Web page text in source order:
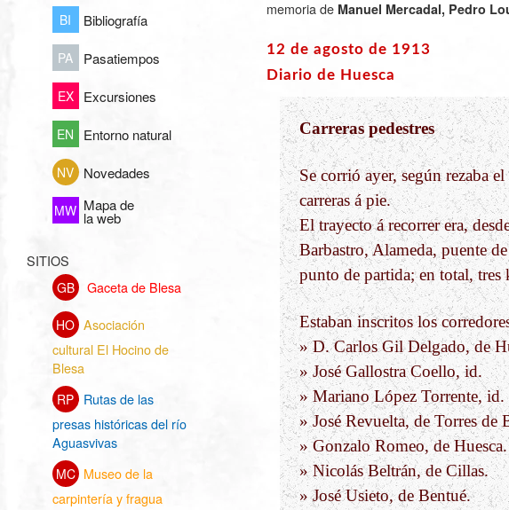
BI Bibliografía
PA Pasatiempos
EX Excursiones
EN Entorno natural
NV Novedades
MW Mapa de
la web
SITIOS
GB Gaceta de Blesa
HO Asociación
cultural El Hocino de
Blesa
RP Rutas de las
presas históricas del río
Aguasvivas
MC Museo de la
carpintería y fragua
memoria de Manuel Mercadal, Pedro
12 de agosto de 1913
Diario de Huesca
Carreras pedestres
Se corrió ayer, según rezaba
carreras á pie.
El trayecto á recorrer era,
Barbastro, Alameda, puente
punto de partida; en total, tres
Estaban inscritos los
» D. Carlos Gil Delgado, de
» José Gallostra Coello, id.
» Mariano López Torrente, id.
» José Revuelta, de Torres de
» Gonzalo Romeo, de Huesca.
» Nicolás Beltrán, de Cillas.
» José Usieto, de Bentué.